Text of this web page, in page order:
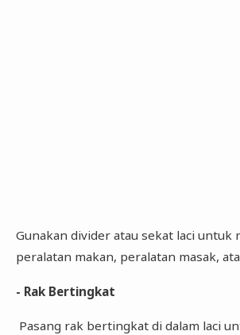
Gunakan divider atau sekat laci untuk
peralatan makan, peralatan masak,
- Rak Bertingkat
Pasang rak bertingkat di dalam laci